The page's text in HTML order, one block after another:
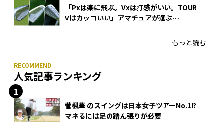
「Pxは楽に飛ぶ。Vxは打感がいい。TOUR
Vはカッコいい」アマチュアが選ぶ
もっと読む
人気記事ランキング
菅楓華 のスイングは日本女子ツアーNo.1!?
マネるには足の踏ん張りが必要